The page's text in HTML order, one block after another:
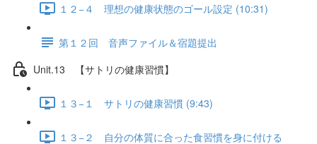
１２−４ 理想の健康状態のゴール設定 (10:31)
第１２回 音声ファイル＆宿題提出
Unit.13 【サトリの健康習慣】
１３−１ サトリの健康習慣 (9:43)
１３−２ 自分の体質に合った食習慣を身に付ける